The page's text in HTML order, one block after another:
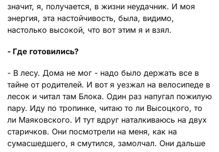
значит, я, получается, в жизни неудачник. И моя
энергия, эта настойчивость, была, видимо,
настолько высокой, что вот этим я и взял.
- Где готовились?
- В лесу. Дома не мог - надо было держать все в
тайне от родителей. И вот я уезжал на велосипеде в
лесок и читал там Блока. Один раз напугал пожилую
пару. Иду по тропинке, читаю то ли Высоцкого, то
ли Маяковского. И тут вдруг наталкиваюсь на двух
старичков. Они посмотрели на меня, как на
сумасшедшего, я смутился, замолчал. Они дальше